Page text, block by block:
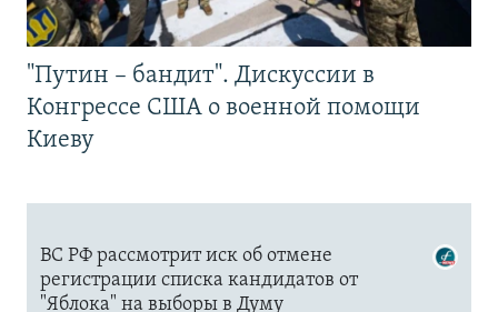
"Путин – бандит". Дискуссии в
Конгрессе США о военной помощи
Киеву